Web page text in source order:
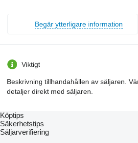
Begär ytterligare information
Viktigt
Beskrivning tillhandahållen av säljaren.
detaljer direkt med säljaren.
Köptips
Säkerhetstips
Säljarverifiering